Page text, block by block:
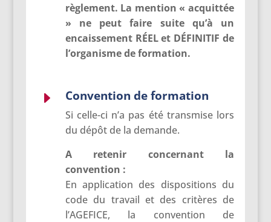
règlement. La mention « acquittée
» ne peut faire suite qu’à un
encaissement RÉEL et DÉFINITIF de
l’organisme de formation.
E Convention de formation
Si celle-ci n’a pas été transmise lors
du dépôt de la demande.
A retenir concernant la
convention :
En application des dispositions du
code du travail et des critères de
l’AGEFICE, la convention de